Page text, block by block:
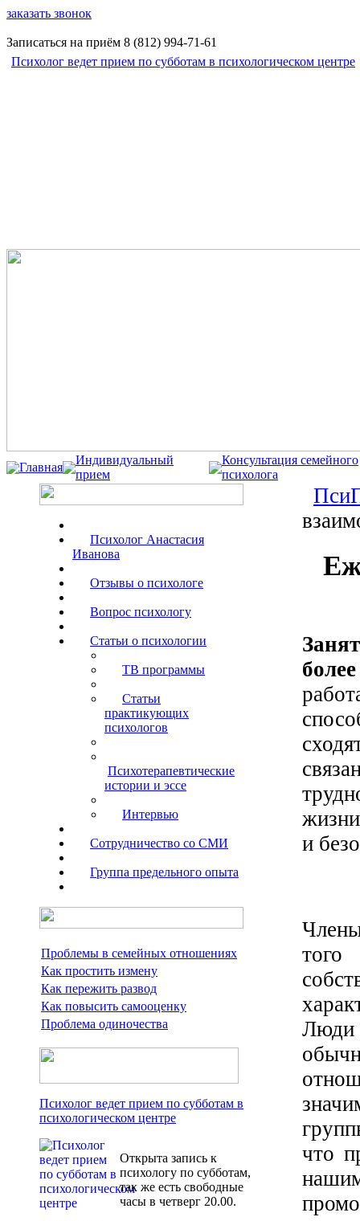
заказать звонок
Записаться на приём 8 (812) 994-71-61
Психолог ведет прием по субботам в психологическом центре
Главная
Индивидуальный
прием
Консультация семейного
психолога
Психолог Анастасия
Иванова
Отзывы о психологе
Вопрос психологу
Статьи о психологии
ТВ программы
Статьи
практикующих
психологов
Психотерапевтические
истории и эссе
Интервью
Сотрудничество со СМИ
Группа предельного опыта
Проблемы в семейных отношениях
Как простить измену
Как пережить развод
Как повысить самооценку
Проблема одиночества
Психолог ведет прием по субботам в
психологическом центре
Открыта запись к
психологу по субботам,
так же есть свободные
часы в четверг 20.00.
и
что